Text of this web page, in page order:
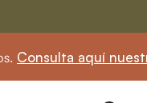
horario